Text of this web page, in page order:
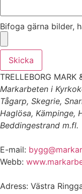
Bifoga gärna bilder,
Skicka
TRELLEBORG MARK
Markarbeten i
Tågarp, Skegrie,
Haglösa, Kämpinge,
Beddingestrand m.fl.
E-mail:
Webb:
Adress: Västra